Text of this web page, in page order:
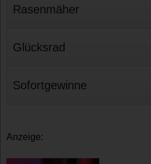
Rasenmäher
Glücksrad
Sofortgewinne
Anzeige: